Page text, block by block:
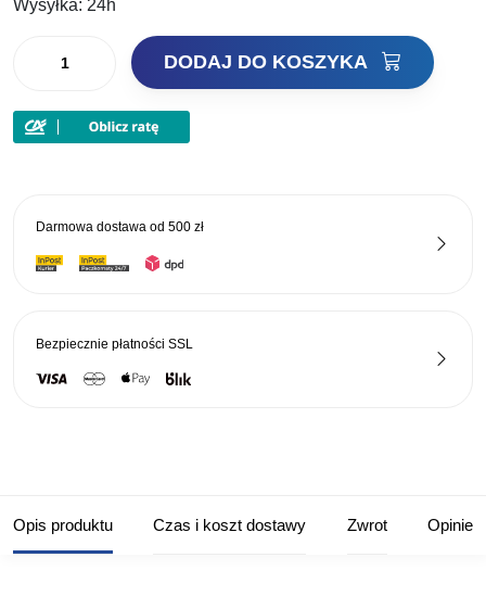
Wysyłka: 24h
10/0
DODAJ DO KOSZYKA
Darmowa dostawa od 500 zł
Bezpiecznie płatności SSL
Opis produktu Czas i koszt dostawy Zwrot Opinie